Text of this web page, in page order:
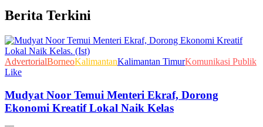
Berita Terkini
AdvertorialBorneoKalimantanKalimantan TimurKomunikasi Publik
Like
Mudyat Noor Temui Menteri Ekraf, Dorong
Ekonomi Kreatif Lokal Naik Kelas